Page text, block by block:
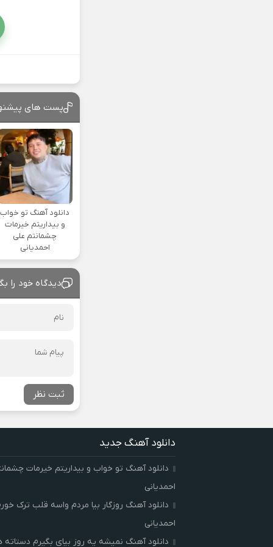
پست های
دانلود آهنگ تو خواب
و بیداریتم خیرمات
چشمانتم علی
احمدیانی
دیدگاه خود را
ثبت نظر
دانلود آهنگ جدید
دانلود آهنگ تو خواب و بیداریتم خیرمات
احمدیانی
دانلود آهنگ روزگار بیا مردم واسه قلب ترک
احمدیانی
دانلود آهنگ نمیشه یه روز بیای بگیرم